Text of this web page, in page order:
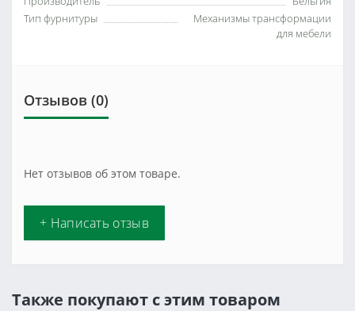
Тип фурнитуры
Механизмы трансформации
для мебели
Отзывов (0)
Нет отзывов об этом товаре.
+ Написать отзыв
Также покупают с этим товаром